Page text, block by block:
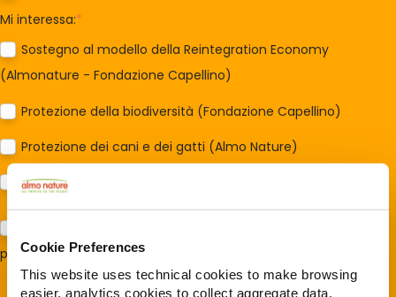
Cookie Preferences
This website uses technical cookies to make browsing
easier, analytics cookies to collect aggregate data,
Mi interessa:*
Sostegno al modello della Reintegration Economy
(Almonature - Fondazione Capellino)
Protezione della biodiversità (Fondazione Capellino)
Protezione dei cani e dei gatti (Almo Nature)
Prodotti (Almo Nature)
preso visione dellaPrivacy Policy